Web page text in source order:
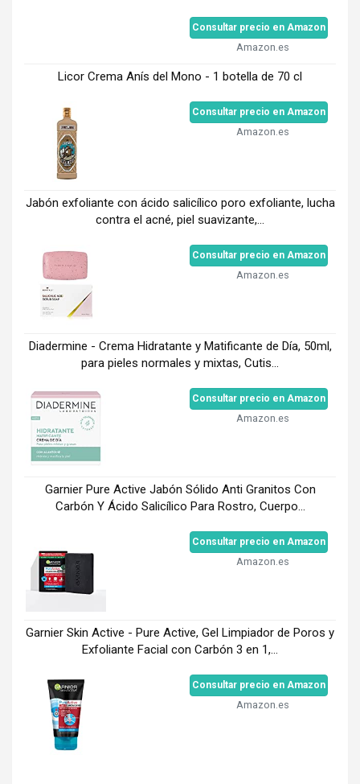
Consultar precio en Amazon
Amazon.es
Licor Crema Anís del Mono - 1 botella de 70 cl
Consultar precio en Amazon
Amazon.es
Jabón exfoliante con ácido salicílico poro exfoliante, lucha
contra el acné, piel suavizante,...
Consultar precio en Amazon
Amazon.es
Diadermine - Crema Hidratante y Matificante de Día, 50ml,
para pieles normales y mixtas, Cutis...
Consultar precio en Amazon
Amazon.es
Garnier Pure Active Jabón Sólido Anti Granitos Con
Carbón Y Ácido Salicílico Para Rostro, Cuerpo...
Consultar precio en Amazon
Amazon.es
Garnier Skin Active - Pure Active, Gel Limpiador de Poros y
Exfoliante Facial con Carbón 3 en 1,...
Consultar precio en Amazon
Amazon.es